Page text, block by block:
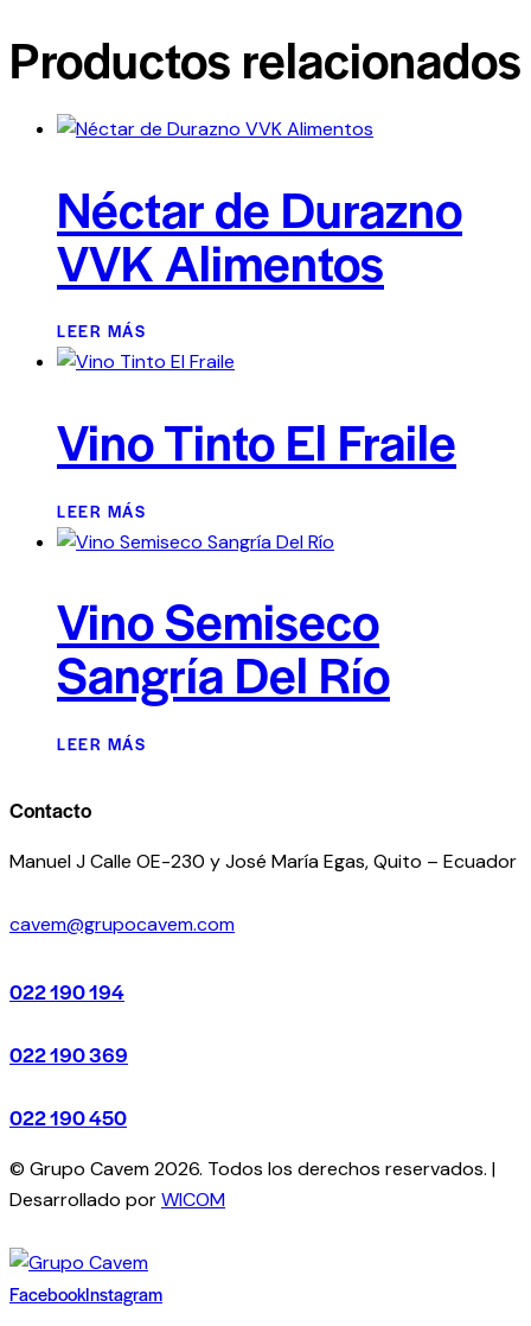
Productos relacionados
Néctar de Durazno
VVK Alimentos
LEER MÁS
Vino Tinto El Fraile
LEER MÁS
Vino Semiseco
Sangría Del Río
LEER MÁS
Contacto
Manuel J Calle OE-230 y José María Egas, Quito – Ecuador
cavem@grupocavem.com
022 190 194
022 190 369
022 190 450
© Grupo Cavem 2026. Todos los derechos reservados. |
Desarrollado porWICOM
FacebookInstagram